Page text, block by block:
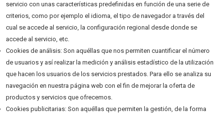
servicio con unas características predefinidas en función de una serie de
criterios, como por ejemplo el idioma, el tipo de navegador a través del
cual se accede al servicio, la configuración regional desde donde se
accede al servicio, etc.
Cookies de análisis: Son aquéllas que nos permiten cuantificar el número
de usuarios y así realizar la medición y análisis estadístico de la utilización
que hacen los usuarios de los servicios prestados. Para ello se analiza su
navegación en nuestra página web con el fin de mejorar la oferta de
productos y servicios que ofrecemos.
Cookies publicitarias: Son aquéllas que permiten la gestión, de la forma